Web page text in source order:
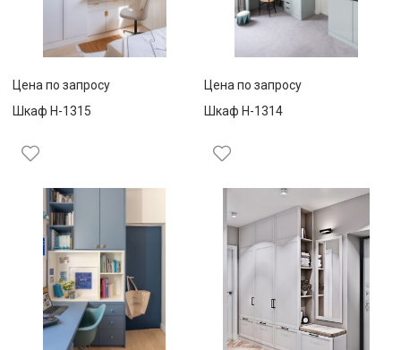
Цена по запросу
Шкаф Н-1315
Цена по запросу
Шкаф Н-1314